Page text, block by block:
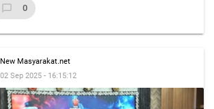
chat_bubble_outline 0
New Masyarakat.net
02 Sep 2025 - 16:15:12